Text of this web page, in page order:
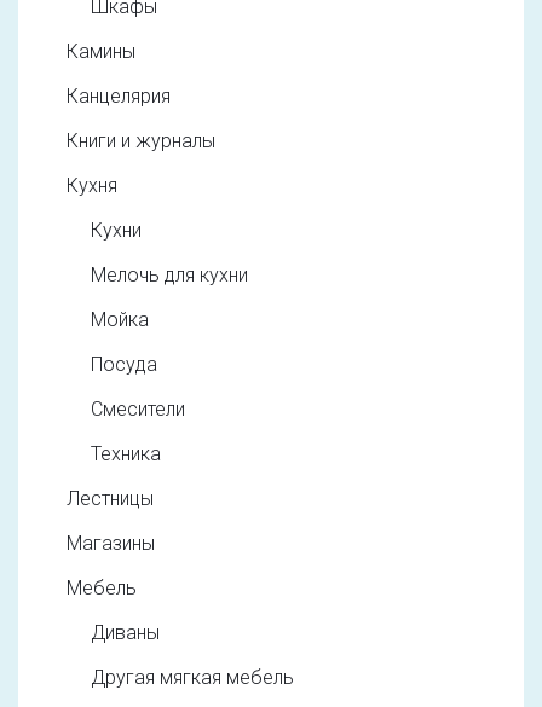
Шкафы
Камины
Канцелярия
Книги и журналы
Кухня
Кухни
Мелочь для кухни
Мойка
Посуда
Смесители
Техника
Лестницы
Магазины
Мебель
Диваны
Другая мягкая мебель